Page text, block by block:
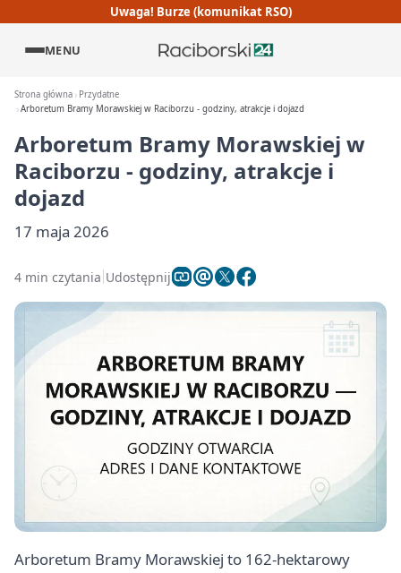
Uwaga! Burze (komunikat RSO)
MENU
Strona główna
Przydatne
Arboretum Bramy Morawskiej w Raciborzu - godziny, atrakcje i dojazd
Arboretum Bramy Morawskiej w
Raciborzu - godziny, atrakcje i
dojazd
17 maja 2026
4 min czytania Udostępnij
Arboretum Bramy Morawskiej to 162-hektarowy